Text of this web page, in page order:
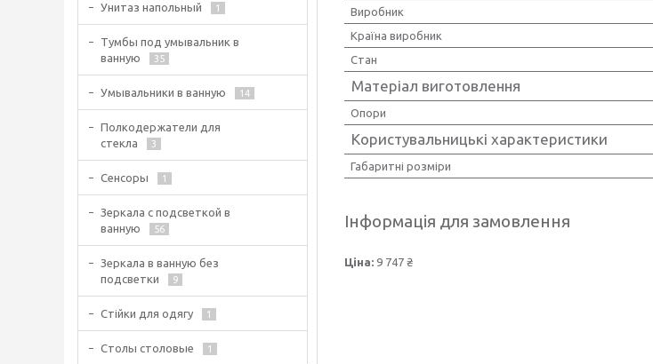
Виробник
Країна виробник
Стан
Матеріал виготовлення
Опори
Користувальницькі характеристики
Габаритні розміри
Інформація для замовлення
Ціна: 9 747 ₴
Унитаз напольный 1
Тумбы под умывальник в
ванную
35
Умывальники в ванную 14
Полкодержатели для
стекла
3
Сенсоры 1
Зеркала с подсветкой в
ванную
56
Зеркала в ванную без
подсветки
9
Стійки для одягу 1
Столы столовые 1